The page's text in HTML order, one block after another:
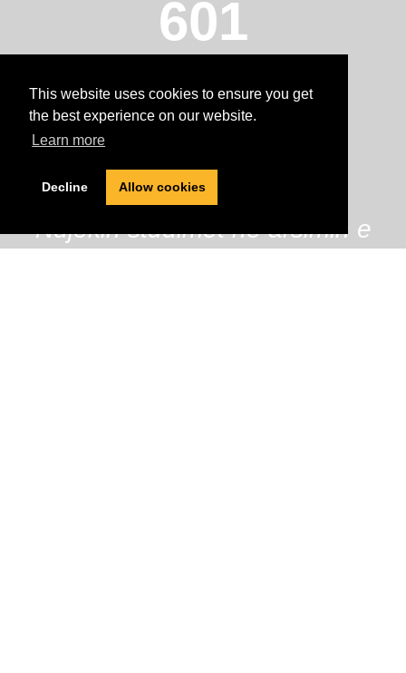
This website uses cookies to ensure you get
the best experience on our website.
Learn more
Decline Allow cookies
601
Alumni
98%
Ndjekin studimet në arsimin e